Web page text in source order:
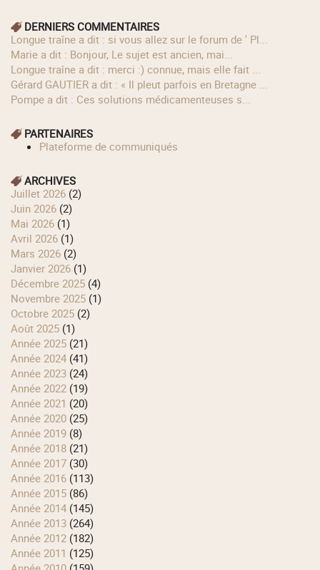
DERNIERS COMMENTAIRES
longue traîne a dit : si vous allez sur le forum de ' Pl...
Marie a dit : Bonjour, Le sujet est ancien, mai...
longue traîne a dit : merci :) connue, mais elle fait ...
Gérard GAUTIER a dit : « Il pleut parfois en Bretagne ...
Pompe a dit : Ces solutions médicamenteuses s...
PARTENAIRES
Plateforme de communiqués
ARCHIVES
juillet 2026 (2)
juin 2026 (2)
mai 2026 (1)
avril 2026 (1)
mars 2026 (2)
janvier 2026 (1)
décembre 2025 (4)
novembre 2025 (1)
octobre 2025 (2)
août 2025 (1)
année 2025 (21)
année 2024 (41)
année 2023 (24)
année 2022 (19)
année 2021 (20)
année 2020 (25)
année 2019 (8)
année 2018 (21)
année 2017 (30)
année 2016 (113)
année 2015 (86)
année 2014 (145)
année 2013 (264)
année 2012 (182)
année 2011 (125)